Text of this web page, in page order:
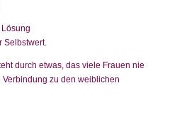
Selbstwert.
durch etwas, das viele Frauen nie
zu den weiblichen